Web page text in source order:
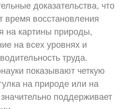
доказательства, что
время восстановления
на картины природы,
на всех уровнях и
труда.
показывают четкую
на природе или на
поддерживает